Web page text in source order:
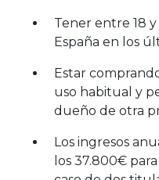
Tener entre 18
España en los
Estar
uso habitual y
dueño de otra
Los ingresos
los 37.800€